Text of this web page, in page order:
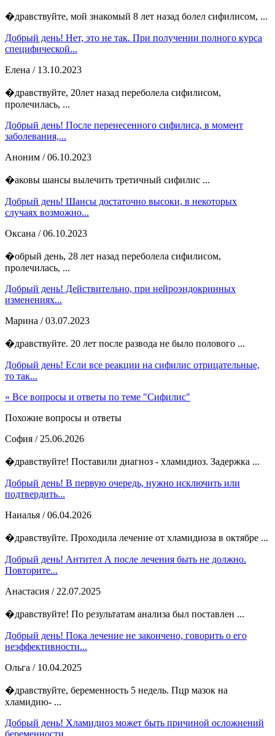
�дравствуйте, мой знакомый 8 лет назад болел сифилисом, ...
Добрый день! Нет, это не так. При получении полного курса
специфической...
Елена / 13.10.2023
�дравствуйте, 20лет назад переболела сифилисом,
пролечилась, ...
Добрый день! После перенесенного сифилиса, в момент
заболевания,...
Аноним / 06.10.2023
�аковы шансы вылечить третичный сифилис ...
Добрый день! Шансы достаточно высоки, в некоторых
случаях возможно...
Оксана / 06.10.2023
�обрый день, 28 лет назад переболела сифилисом,
пролечилась, ...
Добрый день! Действительно, при нейроэндокринных
изменениях...
Марина / 03.07.2023
�дравствуйте. 20 лет после развода не было полового ...
Добрый день! Если все реакции на сифилис отрицательные,
то так...
» Все вопросы и ответы по теме "Сифилис"
Похожие вопросы и ответы
София / 25.06.2026
�дравствуйте! Поставили диагноз - хламидиоз. Задержка ...
Добрый день! В первую очередь, нужно исключить или
подтвердить...
Наиалья / 06.04.2026
�дравствуйте. Проходила лечение от хламидиоза в октябре ...
Добрый день! Антител А после лечения быть не должно.
Повторите...
Анастасия / 22.07.2025
�дравствуйте! По результатам анализа был поставлен ...
Добрый день! Пока лечение не закончено, говорить о его
неэффективности...
Ольга / 10.04.2025
�дравствуйте, беременность 5 недель. Пцр мазок на
хламидию- ...
Добрый день! Хламидиоз может быть причиной осложнений